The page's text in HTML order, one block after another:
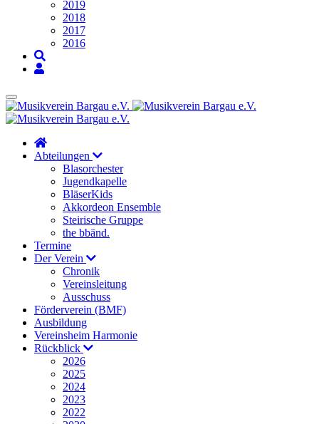
2019
2018
2017
2016
Abteilungen
Blasorchester
Jugendkapelle
BläserKids
Akkordeon Ensemble
Steirische Gruppe
the bbänd.
Termine
Der Verein
Chronik
Vereinsleitung
Ausschuss
Förderverein (BMF)
Ausbildung
Vereinsheim Harmonie
Rückblick
2026
2025
2024
2023
2022